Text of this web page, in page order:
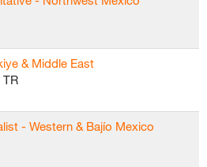
& Middle East
TR
- Western & Bajío Mexico